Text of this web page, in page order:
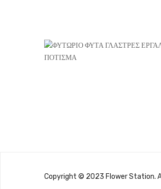
Copyright © 2023 Flower Station.